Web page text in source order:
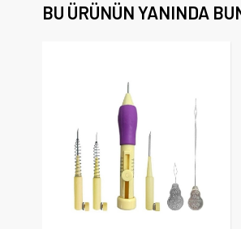
BU ÜRÜNÜN YANINDA